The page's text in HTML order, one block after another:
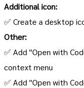
Additional icon:
✅ Create a desktop
Other:
✅ Add "Open with
context menu
✅ Add "Open with